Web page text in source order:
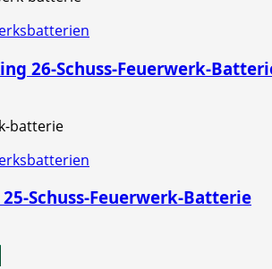
26-Schuss-Feuerwerk-
Schuss-Feuerwerk-Batterie